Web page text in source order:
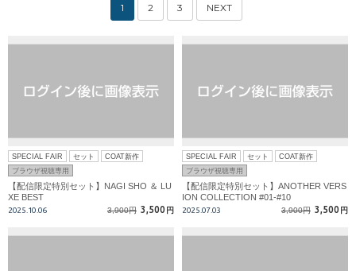
1 2 3 NEXT
SPECIAL FAIR セット
COAT新作
ブラウザ視聴専用
【配信限定特別セット】NAGI SHO ＆ LU
XE BEST
2025.10.06 3,900円 3,500 円
SPECIAL FAIR セット
COAT新作
ブラウザ視聴専用
【配信限定特別セット】ANOTHER VERS
ION COLLECTION #01-#10
2025.07.03 3,900円 3,500 円